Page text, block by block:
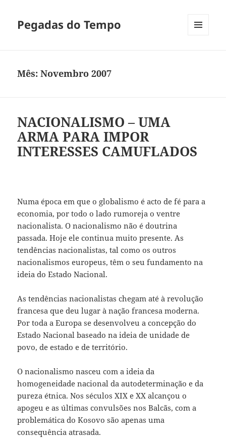
Pegadas do Tempo
Mês:Novembro 2007
NACIONALISMO – UMA
ARMA PARA IMPOR
INTERESSES CAMUFLADOS
Numa época em que o globalismo é acto de fé para a
economia, por todo o lado rumoreja o ventre
nacionalista. O nacionalismo não é doutrina
passada. Hoje ele continua muito presente. As
tendências nacionalistas, tal como os outros
nacionalismos europeus, têm o seu fundamento na
ideia do Estado Nacional.
As tendências nacionalistas chegam até à revolução
francesa que deu lugar à nação francesa moderna.
Por toda a Europa se desenvolveu a concepção do
Estado Nacional baseado na ideia de unidade de
povo, de estado e de território.
O nacionalismo nasceu com a ideia da
homogeneidade nacional da autodeterminação e da
pureza étnica. Nos séculos XIX e XX alcançou o
apogeu e as últimas convulsões nos Balcãs, com a
problemática do Kosovo são apenas uma
consequência atrasada.